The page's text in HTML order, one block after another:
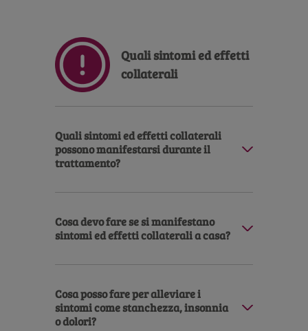
Description
Quali sintomi ed effetti
collaterali
Quali sintomi ed effetti collaterali
possono manifestarsi durante il
trattamento?
Cosa devo fare se si manifestano
sintomi ed effetti collaterali a casa?
Cosa posso fare per alleviare i
sintomi come stanchezza, insonnia
o dolori?